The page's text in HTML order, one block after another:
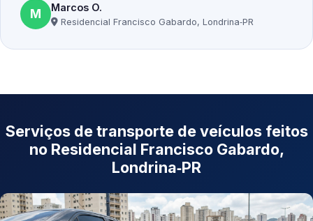
M Marcos O.
Residencial Francisco Gabardo, Londrina‑PR
Serviços de transporte de veículos feitos
no Residencial Francisco Gabardo,
Londrina‑PR